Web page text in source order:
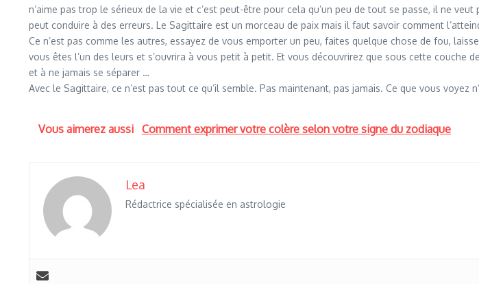
n’aime pas trop le sérieux de la vie et c’est peut-être pour cela qu’un peu de tout se passe, il ne
peut conduire à des erreurs. Le Sagittaire est un morceau de paix mais il faut savoir comment
Ce n’est pas comme les autres, essayez de vous emporter un peu, faites quelque chose de fou,
vous êtes l’un des leurs et s’ouvrira à vous petit à petit. Et vous découvrirez que sous cette couche
et à ne jamais se séparer …
Avec le Sagittaire, ce n’est pas tout ce qu’il semble. Pas maintenant, pas jamais. Ce que vous
Vous aimerez aussi Comment exprimer votre colère selon votre signe du zodiaque
Lea
Rédactrice spécialisée en astrologie